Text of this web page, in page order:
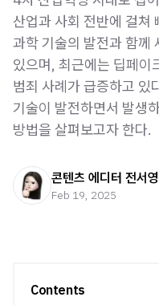
산업과 사회 전반에 걸쳐
과학 기술의 발전과 함께
있으며, 최근에는 딥페
범죄 사례가 급증하고 있
기술이 발전하면서 발생
방법을 살펴보고자 한다.
콘텐츠 에디터 전서영
Feb 19, 2025
Contents